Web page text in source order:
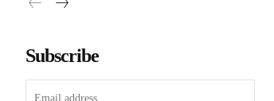
Subscribe